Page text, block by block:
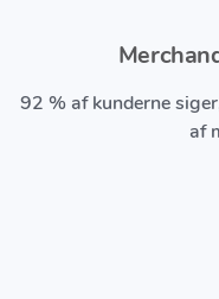
92 % af kunderne
af